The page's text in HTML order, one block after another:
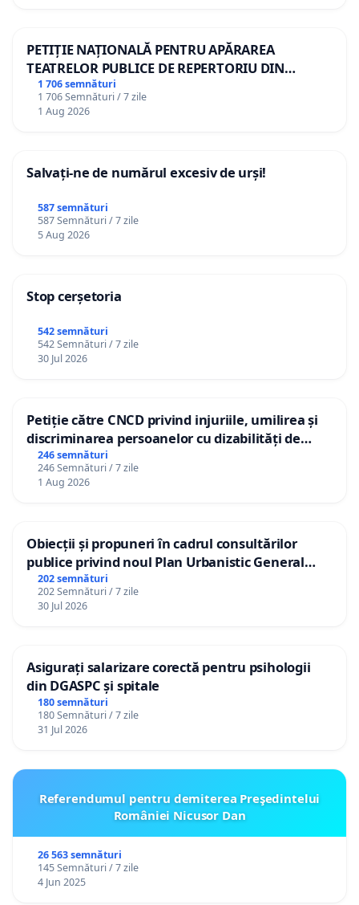
PETIȚIE NAȚIONALĂ PENTRU APĂRAREA
TEATRELOR PUBLICE DE REPERTORIU DIN
ROMÂNIA
1 706 semnături
1 706 Semnături / 7 zile
1 Aug 2026
Salvați-ne de numărul excesiv de urși!
587 semnături
587 Semnături / 7 zile
5 Aug 2026
Stop cerșetoria
542 semnături
542 Semnături / 7 zile
30 Jul 2026
Petiție către CNCD privind injuriile, umilirea și
discriminarea persoanelor cu dizabilități de
către utilizatorul TikTok „Gorici”
246 semnături
246 Semnături / 7 zile
1 Aug 2026
Obiecții și propuneri în cadrul consultărilor
publice privind noul Plan Urbanistic General
(PUG) Ialoveni
202 semnături
202 Semnături / 7 zile
30 Jul 2026
Asigurați salarizare corectă pentru psihologii
din DGASPC și spitale
180 semnături
180 Semnături / 7 zile
31 Jul 2026
Referendumul pentru demiterea Preşedintelui
României Nicusor Dan
26 563 semnături
145 Semnături / 7 zile
4 Jun 2025